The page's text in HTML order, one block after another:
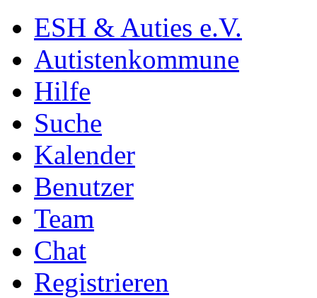
ESH & Auties e.V.
Autistenkommune
Hilfe
Suche
Kalender
Benutzer
Team
Chat
Registrieren